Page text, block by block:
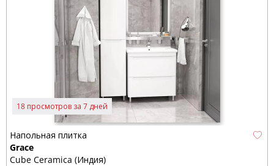
18 просмотров за 7 дней
Напольная плитка
Grace
Cube Ceramica (Индия)